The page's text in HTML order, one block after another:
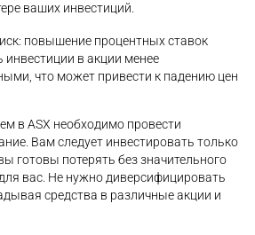
ваших инвестиций.
повышение процентных ставок
инвестиции в акции менее
что может привести к падению цен
в ASX необходимо провести
Вам следует инвестировать только
готовы потерять без значительного
вас. Не нужно диверсифицировать
средства в различные акции и